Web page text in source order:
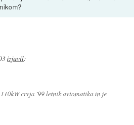
izjavil:
crvja '99 letnik avtomatika in je